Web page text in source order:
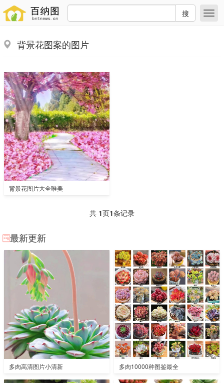
搜
背景花图案的图片
背景花图片大全唯美
共 1页1条记录
最新更新
多肉高清图片小清新 多肉10000种图鉴最全